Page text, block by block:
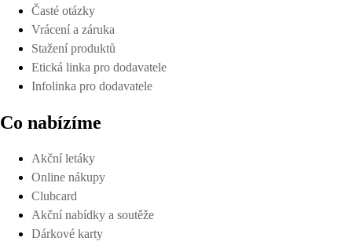
Časté otázky
Vrácení a záruka
Stažení produktů
Etická linka pro dodavatele
Infolinka pro dodavatele
Co nabízíme
Akční letáky
Online nákupy
Clubcard
Akční nabídky a soutěže
Dárkové karty